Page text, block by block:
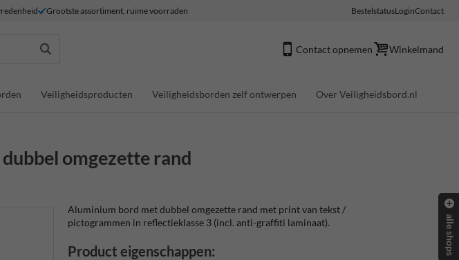
Grootste assortiment, ruime voorraden BestelstatusLoginContact
Contact opnemen Winkelmand
Veiligheidsproducten Veiligheidsborden zelf ontwerpen Over Veiligheidsbord.nl
omgezette rand
Aluminium bord met dubbel omgezette rand met print van tekst /
pictogrammen in reflectieklasse 3 (incl. anti-graffiti laminaat).
Product eigenschappen: alle shops